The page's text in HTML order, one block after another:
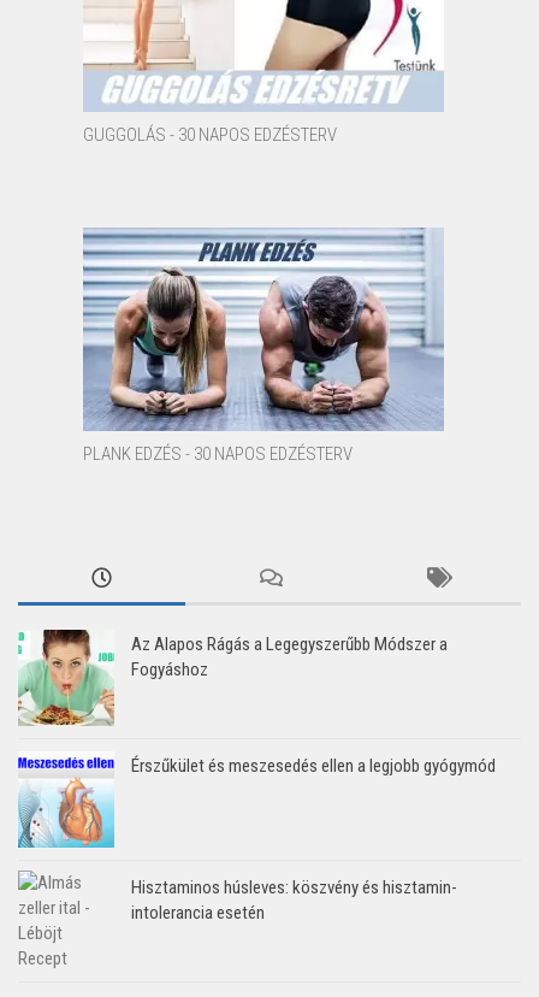
GUGGOLÁS - 30 NAPOS EDZÉSTERV
PLANK EDZÉS - 30 NAPOS EDZÉSTERV
Az Alapos Rágás a Legegyszerűbb Módszer a
Fogyáshoz
Érszűkület és meszesedés ellen a legjobb gyógymód
Hisztaminos húsleves: köszvény és hisztamin-
intolerancia esetén